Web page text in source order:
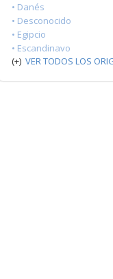
• Danés
• Desconocido
• Egipcio
• Escandinavo
(+) VER TODOS LOS